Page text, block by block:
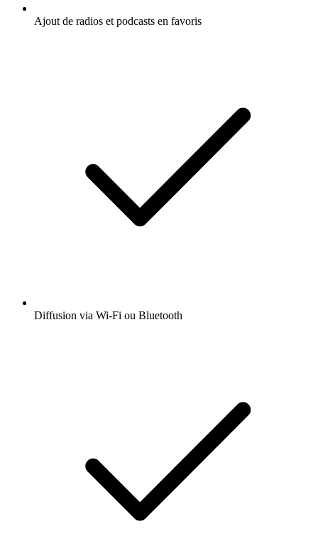
Ajout de radios et podcasts en favoris
Diffusion via Wi-Fi ou Bluetooth